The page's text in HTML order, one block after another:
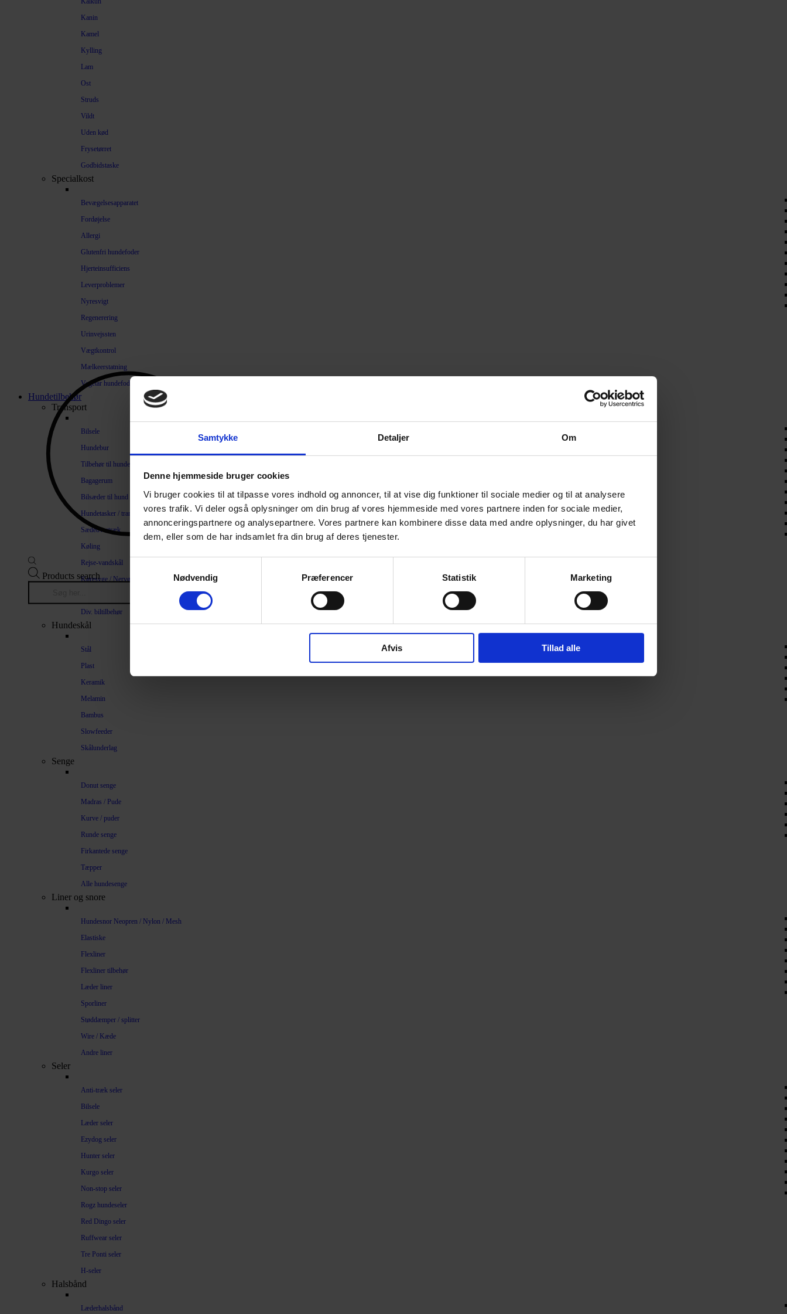
Samtykke Detaljer Om
Denne hjemmeside bruger cookies
Vi bruger cookies til at tilpasse vores indhold og annoncer, til at vise dig funktioner til sociale medier og til at analysere
vores trafik. Vi deler også oplysninger om din brug af vores hjemmeside med vores partnere inden for sociale medier,
annonceringspartnere og analysepartnere. Vores partnere kan kombinere disse data med andre oplysninger, du har givet
dem, eller som de har indsamlet fra din brug af deres tjenester.
Nødvendig
Præferencer Statistik Marketing
Afvis Tillad alle
Kanin
Kamel
Kylling
Lam
Ost
Struds
Vildt
Uden kød
Frysetørret
Godbidstaske
Specialkost
Bevægelsesapparatet
Fordøjelse
Allergi
Glutenfri hundefoder
Hjerteinsufficiens
Leverproblemer
Nyresvigt
Regenerering
Urinvejssten
Vægtkontrol
Mælkeerstatning
Vegetar hundefoder
Hundetilbehør
Transport
Bilsele
Hundebur
Tilbehør til hundebure
Bagagerum
Bilsæder til hund
Hundetasker / transportkasser
Sædeovertræk
Køling
Rejse-vandskål
Køresyge / Nervøsitet
Div. biltilbehør
Hundeskål
Stål
Plast
Keramik
Melamin
Bambus
Slowfeeder
Skålunderlag
Senge
Donut senge
Madras / Pude
Kurve / puder
Runde senge
Firkantede senge
Tæpper
Alle hundesenge
Liner og snore
Hundesnor Neopren / Nylon / Mesh
Elastiske
Flexliner
Flexliner tilbehør
Læder liner
Sporliner
Støddæmper / splitter
Wire / Kæde
Andre liner
Seler
Anti-træk seler
Bilsele
Læder seler
Ezydog seler
Hunter seler
Kurgo seler
Non-stop seler
Rogz hundeseler
Red Dingo seler
Ruffwear seler
Tre Ponti seler
H-seler
Halsbånd
Læderhalsbånd
Products search